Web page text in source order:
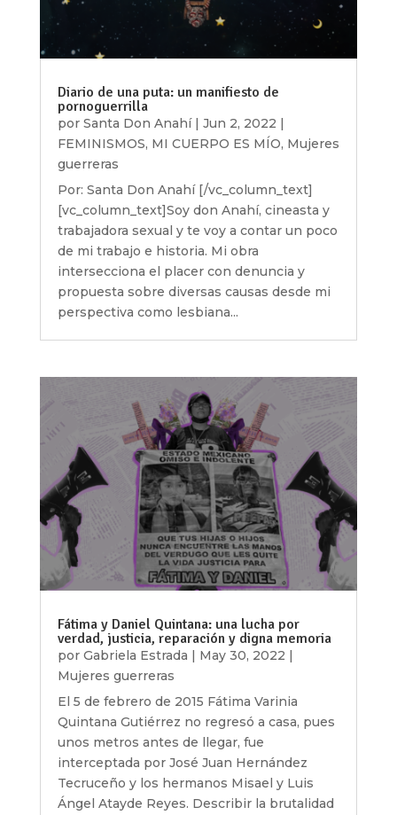
Diario de una puta: un manifiesto de
pornoguerrilla
por Santa Don Anahí| Jun 2, 2022 |
FEMINISMOS, MI CUERPO ES MÍO, Mujeres
guerreras
Por: Santa Don Anahí [/vc_column_text]
[vc_column_text]Soy don Anahí, cineasta y
trabajadora sexual y te voy a contar un poco
de mi trabajo e historia. Mi obra
intersecciona el placer con denuncia y
propuesta sobre diversas causas desde mi
perspectiva como lesbiana...
Fátima y Daniel Quintana: una lucha por
verdad, justicia, reparación y digna memoria
por Gabriela Estrada | May 30, 2022 |
Mujeres guerreras
El 5 de febrero de 2015 Fátima Varinia
Quintana Gutiérrez no regresó a casa, pues
unos metros antes de llegar, fue
interceptada por José Juan Hernández
Tecruceño y los hermanos Misael y Luis
Ángel Atayde Reyes. Describir la brutalidad